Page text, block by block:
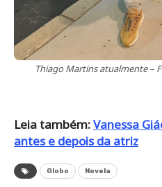
Thiago Martins atualmente –
Leia também:Vanessa
antes e depois da atriz
Globo Novela